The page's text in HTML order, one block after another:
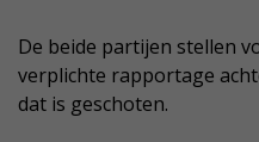
De beide partijen stellen
verplichte rapportage
dat is geschoten.